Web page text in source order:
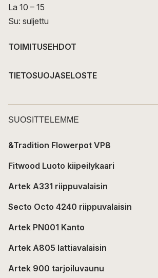
La 10 – 15
Su: suljettu
TOIMITUSEHDOT
TIETOSUOJASELOSTE
SUOSITTELEMME
&Tradition Flowerpot VP8
Fitwood Luoto kiipeilykaari
Artek A331 riippuvalaisin
Secto Octo 4240 riippuvalaisin
Artek PN001 Kanto
Artek A805 lattiavalaisin
Artek 900 tarjoiluvaunu